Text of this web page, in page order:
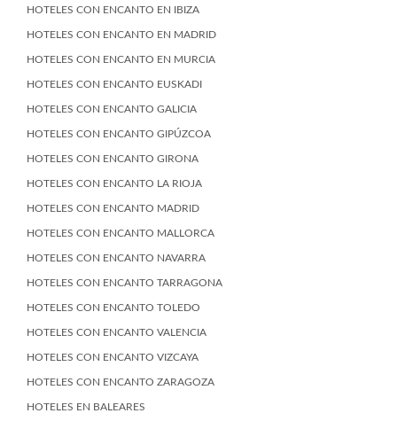
HOTELES CON ENCANTO EN IBIZA
HOTELES CON ENCANTO EN MADRID
HOTELES CON ENCANTO EN MURCIA
HOTELES CON ENCANTO EUSKADI
HOTELES CON ENCANTO GALICIA
HOTELES CON ENCANTO GIPÚZCOA
HOTELES CON ENCANTO GIRONA
HOTELES CON ENCANTO LA RIOJA
HOTELES CON ENCANTO MADRID
HOTELES CON ENCANTO MALLORCA
HOTELES CON ENCANTO NAVARRA
HOTELES CON ENCANTO TARRAGONA
HOTELES CON ENCANTO TOLEDO
HOTELES CON ENCANTO VALENCIA
HOTELES CON ENCANTO VIZCAYA
HOTELES CON ENCANTO ZARAGOZA
HOTELES EN BALEARES